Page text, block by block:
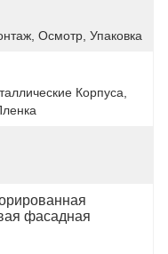
Осмотр, Упаковка
Корпуса,
фасадная